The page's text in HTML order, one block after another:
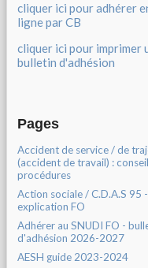
cliquer ici pour adhérer
ligne par CB
cliquer ici pour imprimer
bulletin d'adhésion
Pages
Accident de service / de
(accident de travail) :
procédures
Action sociale / C.D.A.S 95 -
explication FO
Adhérer au SNUDI FO -
d'adhésion 2026-2027
AESH guide 2023-2024